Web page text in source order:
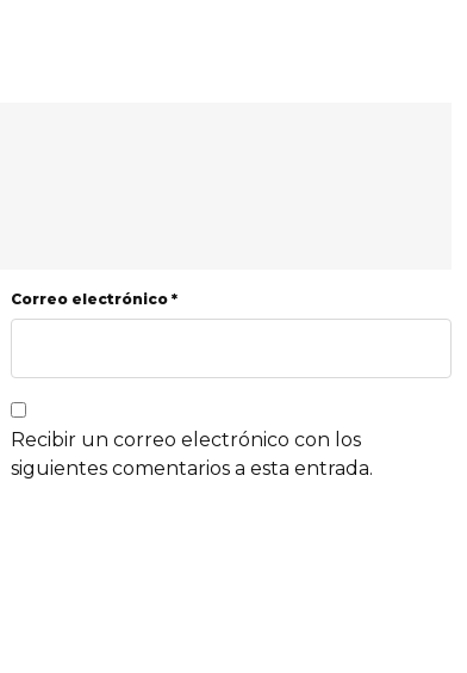
Correo electrónico *
Recibir un correo electrónico con los
siguientes comentarios a esta entrada.